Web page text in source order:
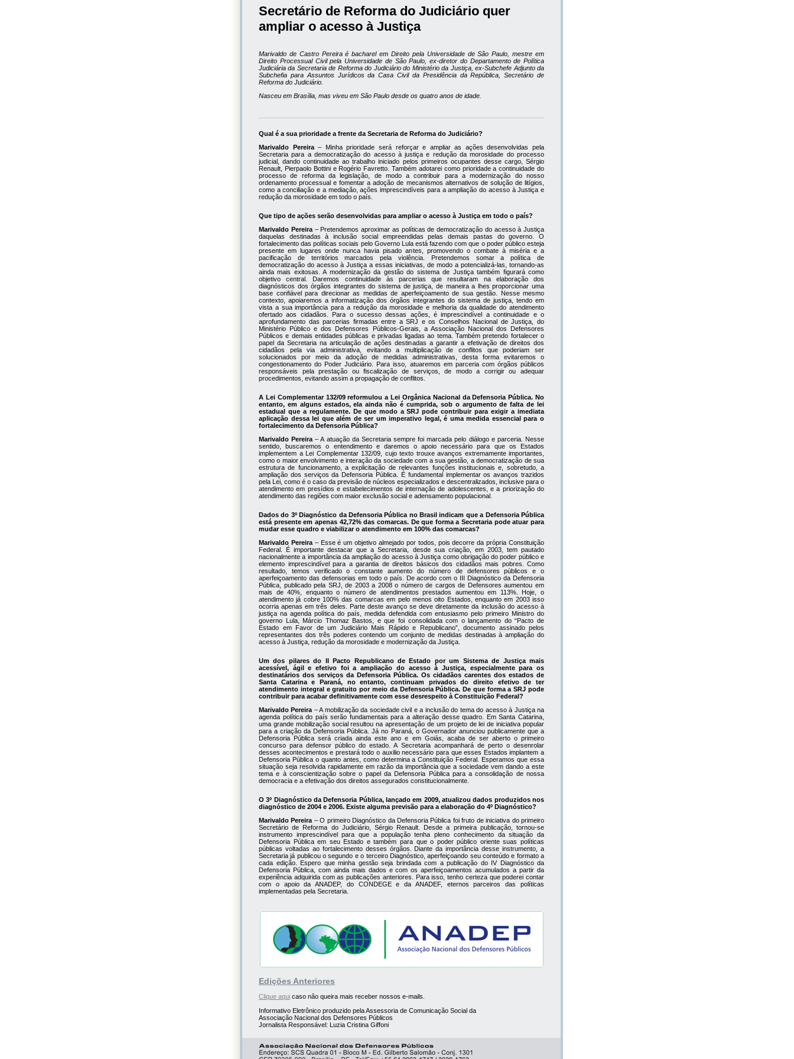
Secretário de Reforma do Judiciário quer
ampliar o acesso à Justiça
Marivaldo de Castro Pereira é bacharel em Direito pela Universidade de São Paulo, mestre em
Direito Processual Civil pela Universidade de São Paulo, ex-diretor do Departamento de Política
Judiciária da Secretaria de Reforma do Judiciário do Ministério da Justiça, ex-Subchefe Adjunto da
Subchefia para Assuntos Jurídicos da Casa Civil da Presidência da República, Secretário de
Reforma do Judiciário.
Nasceu em Brasília, mas viveu em São Paulo desde os quatro anos de idade.
Qual é a sua prioridade a frente da Secretaria de Reforma do Judiciário?
Marivaldo Pereira– Minha prioridade será reforçar e ampliar as ações desenvolvidas pela
Secretaria para a democratização do acesso à justiça e redução da morosidade do processo
judicial, dando continuidade ao trabalho iniciado pelos primeiros ocupantes desse cargo, Sérgio
Renault, Pierpaolo Bottini e Rogério Favretto. Também adotarei como prioridade a continuidade do
processo de reforma da legislação, de modo a contribuir para a modernização do nosso
ordenamento processual e fomentar a adoção de mecanismos alternativos de solução de litígios,
como a conciliação e a mediação, ações imprescindíveis para a ampliação do acesso à Justiça e
redução da morosidade em todo o país.
Que tipo de ações serão desenvolvidas para ampliar o acesso à Justiça em todo o país?
Marivaldo Pereira– Pretendemos aproximar as políticas de democratização do acesso à Justiça
daquelas destinadas à inclusão social empreendidas pelas demais pastas do governo. O
fortalecimento das políticas sociais pelo Governo Lula está fazendo com que o poder público esteja
presente em lugares onde nunca havia pisado antes, promovendo o combate à miséria e a
pacificação de territórios marcados pela violência. Pretendemos somar a política de
democratização do acesso à Justiça a essas iniciativas, de modo a potencializá-las, tornando-as
ainda mais exitosas. A modernização da gestão do sistema de Justiça também figurará como
objetivo central. Daremos continuidade às parcerias que resultaram na elaboração dos
diagnósticos dos órgãos integrantes do sistema de justiça, de maneira a lhes proporcionar uma
base confiável para direcionar as medidas de aperfeiçoamento de sua gestão. Nesse mesmo
contexto, apoiaremos a informatização dos órgãos integrantes do sistema de justiça, tendo em
vista a sua importância para a redução da morosidade e melhoria da qualidade do atendimento
ofertado aos cidadãos. Para o sucesso dessas ações, é imprescindível a continuidade e o
aprofundamento das parcerias firmadas entre a SRJ e os Conselhos Nacional de Justiça, do
Ministério Público e dos Defensores Públicos-Gerais, a Associação Nacional dos Defensores
Públicos e demais entidades públicas e privadas ligadas ao tema. Também pretendo fortalecer o
papel da Secretaria na articulação de ações destinadas a garantir a efetivação de direitos dos
cidadãos pela via administrativa, evitando a multiplicação de conflitos que poderiam ser
solucionados por meio da adoção de medidas administrativas, desta forma evitaremos o
congestionamento do Poder Judiciário. Para isso, atuaremos em parceria com órgãos públicos
responsáveis pela prestação ou fiscalização de serviços, de modo a corrigir ou adequar
procedimentos, evitando assim a propagação de conflitos.
A Lei Complementar 132/09 reformulou a Lei Orgânica Nacional da Defensoria Pública. No
entanto, em alguns estados, ela ainda não é cumprida, sob o argumento de falta de lei
estadual que a regulamente. De que modo a SRJ pode contribuir para exigir a imediata
aplicação dessa lei que além de ser um imperativo legal, é uma medida essencial para o
fortalecimento da Defensoria Pública?
Marivaldo Pereira – A atuação da Secretaria sempre foi marcada pelo diálogo e parceria. Nesse
sentido, buscaremos o entendimento e daremos o apoio necessário para que os Estados
implementem a Lei Complementar 132/09, cujo texto trouxe avanços extremamente importantes,
como o maior envolvimento e interação da sociedade com a sua gestão, a democratização de sua
estrutura de funcionamento, a explicitação de relevantes funções institucionais e, sobretudo, a
ampliação dos serviços da Defensoria Pública. É fundamental implementar os avanços trazidos
pela Lei, como é o caso da previsão de núcleos especializados e descentralizados, inclusive para o
atendimento em presídios e estabelecimentos de internação de adolescentes, e a priorização do
atendimento das regiões com maior exclusão social e adensamento populacional.
Dados do 3º Diagnóstico da Defensoria Pública no Brasil indicam que a Defensoria Pública
está presente em apenas 42,72% das comarcas. De que forma a Secretaria pode atuar para
mudar esse quadro e viabilizar o atendimento em 100% das comarcas?
Marivaldo Pereira– Esse é um objetivo almejado por todos, pois decorre da própria Constituição
Federal. É importante destacar que a Secretaria, desde sua criação, em 2003, tem pautado
nacionalmente a importância da ampliação do acesso à Justiça como obrigação do poder público e
elemento imprescindível para a garantia de direitos básicos dos cidadãos mais pobres. Como
resultado, temos verificado o constante aumento do número de defensores públicos e o
aperfeiçoamento das defensorias em todo o país. De acordo com o III Diagnóstico da Defensoria
Pública, publicado pela SRJ, de 2003 a 2008 o número de cargos de Defensores aumentou em
mais de 40%, enquanto o número de atendimentos prestados aumentou em 113%. Hoje, o
atendimento já cobre 100% das comarcas em pelo menos oito Estados, enquanto em 2003 isso
ocorria apenas em três deles. Parte deste avanço se deve diretamente da inclusão do acesso à
justiça na agenda política do país, medida defendida com entusiasmo pelo primeiro Ministro do
governo Lula, Márcio Thomaz Bastos, e que foi consolidada com o lançamento do “Pacto de
Estado em Favor de um Judiciário Mais Rápido e Republicano”, documento assinado pelos
representantes dos três poderes contendo um conjunto de medidas destinadas à ampliação do
acesso à Justiça, redução da morosidade e modernização da Justiça.
Um dos pilares do II Pacto Republicano de Estado por um Sistema de Justiça mais
acessível, ágil e efetivo foi a ampliação do acesso à Justiça, especialmente para os
destinatários dos serviços da Defensoria Pública. Os cidadãos carentes dos estados de
Santa Catarina e Paraná, no entanto, continuam privados do direito efetivo de ter
atendimento integral e gratuito por meio da Defensoria Pública. De que forma a SRJ pode
contribuir para acabar definitivamente com esse desrespeito à Constituição Federal?
Marivaldo Pereira – A mobilização da sociedade civil e a inclusão do tema do acesso à Justiça na
agenda política do país serão fundamentais para a alteração desse quadro. Em Santa Catarina,
uma grande mobilização social resultou na apresentação de um projeto de lei de iniciativa popular
para a criação da Defensoria Pública. Já no Paraná, o Governador anunciou publicamente que a
Defensoria Pública será criada ainda este ano e em Goiás, acaba de ser aberto o primeiro
concurso para defensor público do estado. A Secretaria acompanhará de perto o desenrolar
desses acontecimentos e prestará todo o auxilio necessário para que esses Estados implantem a
Defensoria Pública o quanto antes, como determina a Constituição Federal. Esperamos que essa
situação seja resolvida rapidamente em razão da importância que a sociedade vem dando a este
tema e à conscientização sobre o papel da Defensoria Pública para a consolidação de nossa
democracia e a efetivação dos direitos assegurados constitucionalmente.
O 3º Diagnóstico da Defensoria Pública, lançado em 2009, atualizou dados produzidos nos
diagnóstico de 2004 e 2006. Existe alguma previsão para a elaboração do 4º Diagnóstico?
Marivaldo Pereira – O primeiro Diagnóstico da Defensoria Pública foi fruto de iniciativa do primeiro
Secretário de Reforma do Judiciário, Sérgio Renault. Desde a primeira publicação, tornou-se
instrumento imprescindível para que a população tenha pleno conhecimento da situação da
Defensoria Pública em seu Estado e também para que o poder público oriente suas políticas
públicas voltadas ao fortalecimento desses órgãos. Diante da importância desse instrumento, a
Secretaria já publicou o segundo e o terceiro Diagnóstico, aperfeiçoando seu conteúdo e formato a
cada edição. Espero que minha gestão seja brindada com a publicação do IV Diagnóstico da
Defensoria Pública, com ainda mais dados e com os aperfeiçoamentos acumulados a partir da
experiência adquirida com as publicações anteriores. Para isso, tenho certeza que poderei contar
com o apoio da ANADEP, do CONDEGE e da ANADEF, eternos parceiros das políticas
implementadas pela Secretaria.
Edições Anteriores
Clique aqui caso não queira mais receber nossos e-mails.
Informativo Eletrônico produzido pela Assessoria de Comunicação Social da
Associação Nacional dos Defensores Públicos
Jornalista Responsável: Luzia Cristina Giffoni